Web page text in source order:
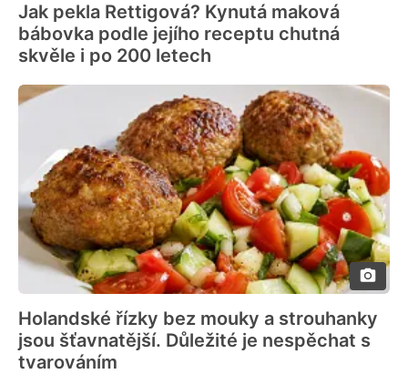
Jak pekla Rettigová? Kynutá maková
bábovka podle jejího receptu chutná
skvěle i po 200 letech
Holandské řízky bez mouky a strouhanky
jsou šťavnatější. Důležité je nespěchat s
tvarováním